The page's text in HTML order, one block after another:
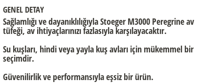
GENEL DETAY
Sağlamlığı ve dayanıklılığıyla Stoeger M3000 Peregrine av
tüfeği, av ihtiyaçlarınızı fazlasıyla karşılayacaktır.
Su kuşları, hindi veya yayla kuş avları için mükemmel bir
seçimdir.
Güvenilirlik ve performansıyla eşsiz bir ürün.